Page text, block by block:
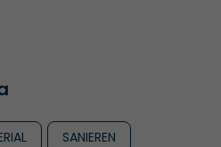
SANIEREN